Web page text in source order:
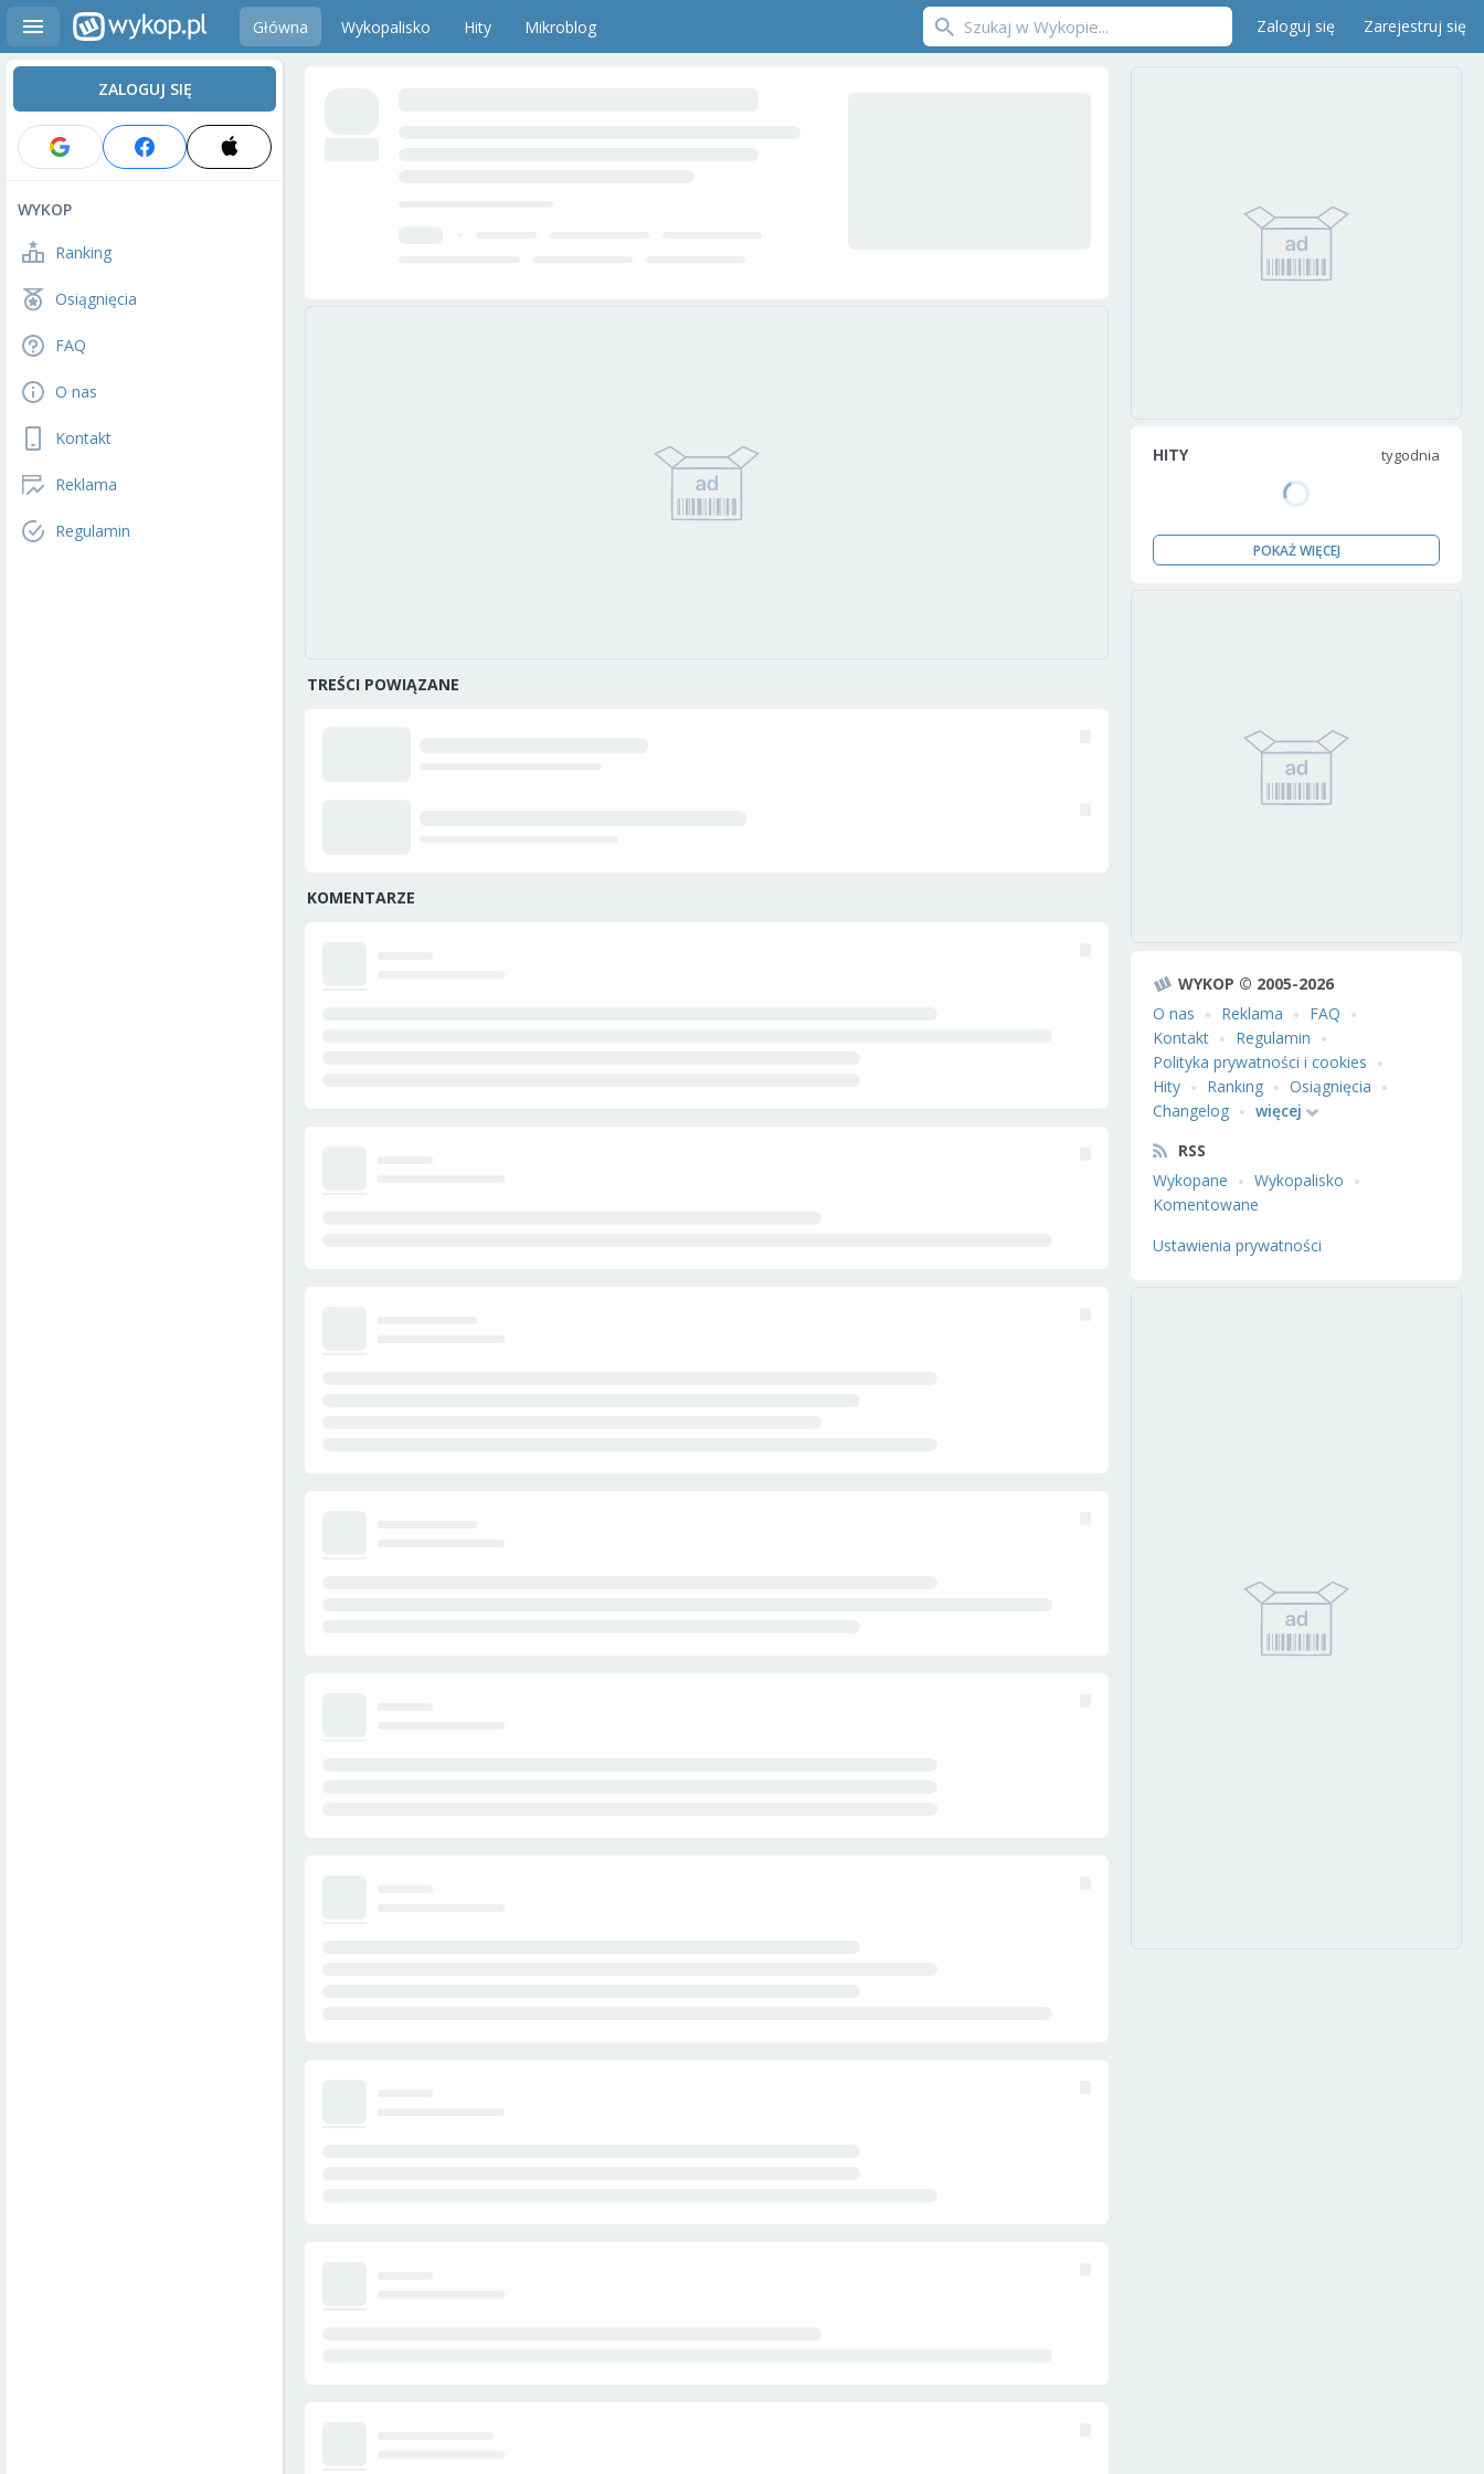
Główna Wykopalisko Hity Mikroblog Zaloguj się Zarejestruj się
ZALOGUJ SIĘ
WYKOP
Ranking
Osiągnięcia
FAQ
O nas
Kontakt
Reklama
Regulamin
TREŚCI POWIĄZANE
KOMENTARZE
HITY tygodnia
POKAŻ WIĘCEJ
WYKOP © 2005-2026
O nas
Reklama
FAQ
Kontakt
Regulamin
Polityka prywatności i cookies
Hity
Ranking
Osiągnięcia
Changelog
więcej
RSS
Wykopane
Wykopalisko
Komentowane
Ustawienia prywatności